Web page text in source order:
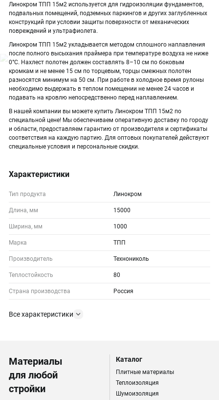
Линокром ТПП 15м2 используется для гидроизоляции фундаментов,
подвальных помещений, подземных паркингов и других заглубленных
конструкций при условии защиты поверхности от механических
повреждений и ультрафиолета.
Линокром ТПП 15м2 укладывается методом сплошного наплавления
после полного высыхания праймера при температуре воздуха не ниже
0°С. Нахлест полотен должен составлять 8–10 см по боковым
кромкам и не менее 15 см по торцевым, торцы смежных полотен
разносятся минимум на 50 см. При работе в холодное время рулоны
необходимо выдержать в теплом помещении не менее 24 часов и
подавать на кровлю непосредственно перед наплавлением.
В нашей компании вы можете купить Линокром ТПП 15м2 по
специальной цене! Мы обеспечиваем оперативную доставку по городу
и области, предоставляем гарантию от производителя и сертификаты
соответствия на каждую партию. Для оптовых покупателей действуют
специальные условия и персональные скидки.
Характеристики
Тип продукта Линокром
Длина, мм 15000
Ширина, мм 1000
Марка ТПП
Производитель Технониколь
Теплостойкость 80
Страна производства Россия
Все характеристики
Материалы
для любой
стройки
Каталог
Плитные материалы
Теплоизоляция
Шумоизоляция